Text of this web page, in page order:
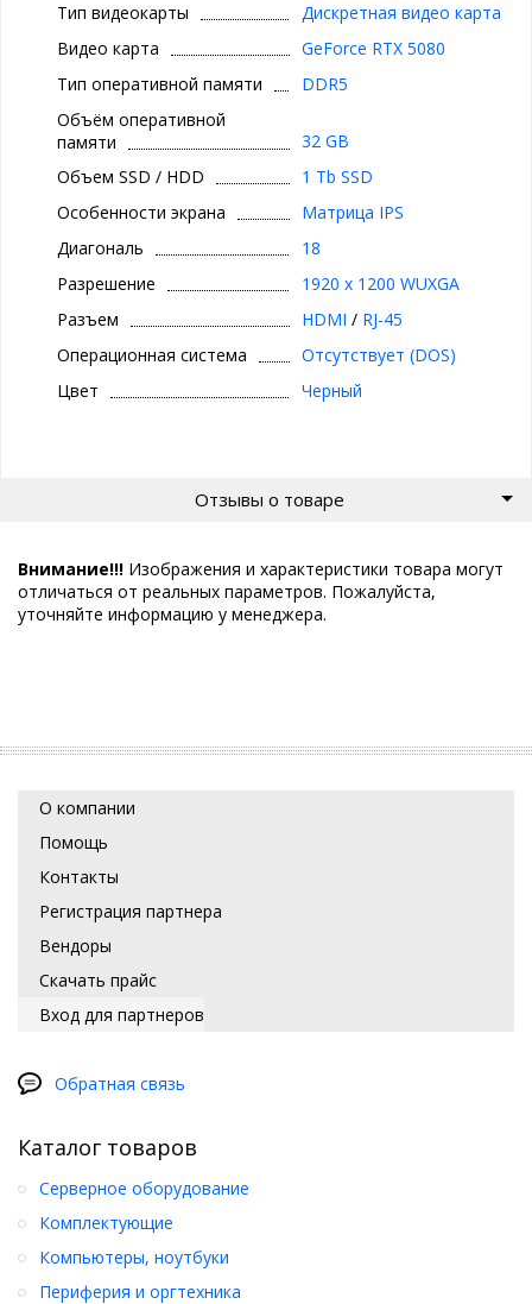
Тип видеокарты
Дискретная видео карта
Видео карта
GeForce RTX 5080
Тип оперативной памяти
DDR5
Объём оперативной
памяти
32 GB
Объем SSD / HDD
1 Tb SSD
Особенности экрана
Матрица IPS
Диагональ
18
Разрешение
1920 x 1200 WUXGA
Разъем
HDMI / RJ-45
Операционная система
Отсутствует (DOS)
Цвет
Черный
Отзывы о товаре
Внимание!!! Изображения и характеристики товара могут
отличаться от реальных параметров. Пожалуйста,
уточняйте информацию у менеджера.
О компании
Помощь
Контакты
Регистрация партнера
Вендоры
Скачать прайс
Вход для партнеров
Обратная связь
Каталог товаров
Серверное оборудование
Комплектующие
Компьютеры, ноутбуки
Периферия и оргтехника